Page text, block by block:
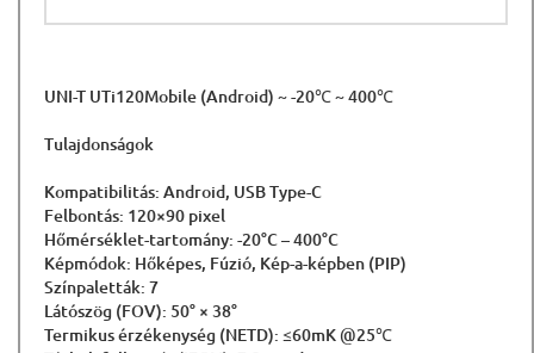
UNI-T UTi120Mobile (Android) ~ -20℃ ~ 400℃
Tulajdonságok
Kompatibilitás: Android, USB Type-C
Felbontás: 120×90 pixel
Hőmérséklet-tartomány: -20°C – 400°C
Képmódok: Hőképes, Fúzió, Kép-a-képben (PIP)
Színpaletták: 7
Látószög (FOV): 50° × 38°
Termikus érzékenység (NETD): ≤60mK @25℃